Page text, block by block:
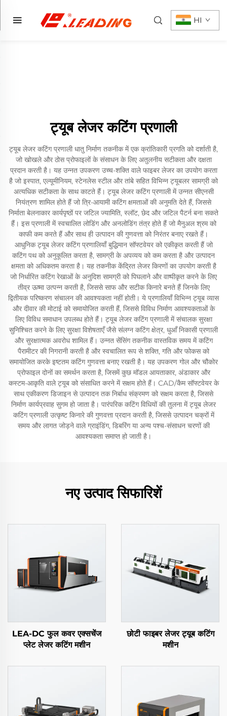
HI
ट्यूब लेजर कटिंग प्रणाली
ट्यूब लेजर कटिंग प्रणाली धातु निर्माण तकनीक में एक क्रांतिकारी प्रगति को दर्शाती है,
जो खोखले और ठोस प्रोफाइलों के संसाधन के लिए अतुलनीय सटीकता और दक्षता
प्रदान करती है। यह उन्नत उपकरण उच्च-शक्ति वाले फाइबर लेजर का उपयोग करता
है जो इस्पात, एल्यूमीनियम, स्टेनलेस स्टील और तांबे सहित विभिन्न ट्यूबलर सामग्री को
अत्यधिक सटीकता के साथ काटते हैं। ट्यूब लेजर कटिंग प्रणाली में उन्नत सीएनसी
नियंत्रण शामिल होते हैं जो त्रि-आयामी कटिंग क्षमताओं की अनुमति देते हैं, जिससे
निर्माता बेलनाकार कार्यपृष्ठों पर जटिल ज्यामिति, स्लॉट, छेद और जटिल पैटर्न बना सकते
हैं। इस प्रणाली में स्वचालित लोडिंग और अनलोडिंग तंत्र होते हैं जो मैनुअल श्रम को
काफी कम करते हैं और साथ ही उत्पादन की गुणवत्ता को निरंतर बनाए रखते हैं।
आधुनिक ट्यूब लेजर कटिंग प्रणालियाँ बुद्धिमान सॉफ्टवेयर को एकीकृत करती हैं जो
कटिंग पथ को अनुकूलित करता है, सामग्री के अपव्यय को कम करता है और उत्पादन
क्षमता को अधिकतम करता है। यह तकनीक केंद्रित लेजर किरणों का उपयोग करती है
जो निर्धारित कटिंग रेखाओं के अनुदिश सामग्री को पिघलाने और वाष्पीकृत करने के लिए
तीव्र ऊष्मा उत्पन्न करती है, जिससे साफ और सटीक किनारे बनते हैं जिनके लिए
द्वितीयक परिष्करण संचालन की आवश्यकता नहीं होती। ये प्रणालियाँ विभिन्न ट्यूब व्यास
और दीवार की मोटाई को समायोजित करती हैं, जिससे विविध निर्माण आवश्यकताओं के
लिए विविध समाधान उपलब्ध होते हैं। ट्यूब लेजर कटिंग प्रणाली में संचालक सुरक्षा
सुनिश्चित करने के लिए सुरक्षा विशेषताएँ जैसे संलग्न कटिंग क्षेत्र, धुआँ निकासी प्रणाली
और सुरक्षात्मक अवरोध शामिल हैं। उन्नत सेंसिंग तकनीक वास्तविक समय में कटिंग
पैरामीटर की निगरानी करती है और स्वचालित रूप से शक्ति, गति और फोकस को
समायोजित करके इष्टतम कटिंग गुणवत्ता बनाए रखती है। यह उपकरण गोल और चौकोर
प्रोफाइल दोनों का समर्थन करता है, जिसमें कुछ मॉडल आयताकार, अंडाकार और
कस्टम-आकृति वाले ट्यूब को संसाधित करने में सक्षम होते हैं। CAD/कैम सॉफ्टवेयर के
साथ एकीकरण डिजाइन से उत्पादन तक निर्बाध संक्रमण को सक्षम करता है, जिससे
निर्माण कार्यप्रवाह सुगम हो जाता है। पारंपरिक कटिंग विधियों की तुलना में ट्यूब लेजर
कटिंग प्रणाली उत्कृष्ट किनारे की गुणवत्ता प्रदान करती है, जिससे उत्पादन चक्रों में
समय और लागत जोड़ने वाले ग्राइंडिंग, डिबरिंग या अन्य पश्च-संसाधन चरणों की
आवश्यकता समाप्त हो जाती है।
नए उत्पाद सिफारिशें
LEA-DC फुल कवर एक्सचेंज
प्लेट लेजर कटिंग मशीन
छोटी फाइबर लेजर ट्यूब कटिंग
मशीन